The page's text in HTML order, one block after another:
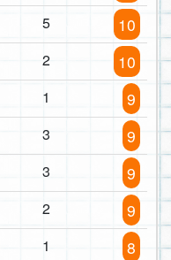
5 10
2 10
1 9
3 9
3 9
2 9
1 8